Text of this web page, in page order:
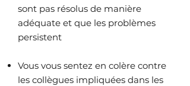
sont pas résolus de manière
adéquate et que les problèmes
persistent
Vous vous sentez en colère contre
les collègues impliquées dans les